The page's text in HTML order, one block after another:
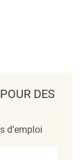
DES
d’emploi